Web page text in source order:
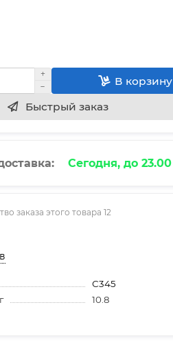
В корзину
Быстрый заказ
Сегодня, до 23.00
заказа этого товара 12
С345
10.8